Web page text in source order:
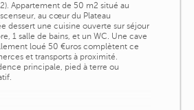
Appartement de 50 m2 situé au
au cœur du Plateau
dessert une cuisine ouverte sur séjour
1 salle de bains, et un WC. Une cave
loué 50 €uros complètent ce
et transports à proximité.
principale, pied à terre ou